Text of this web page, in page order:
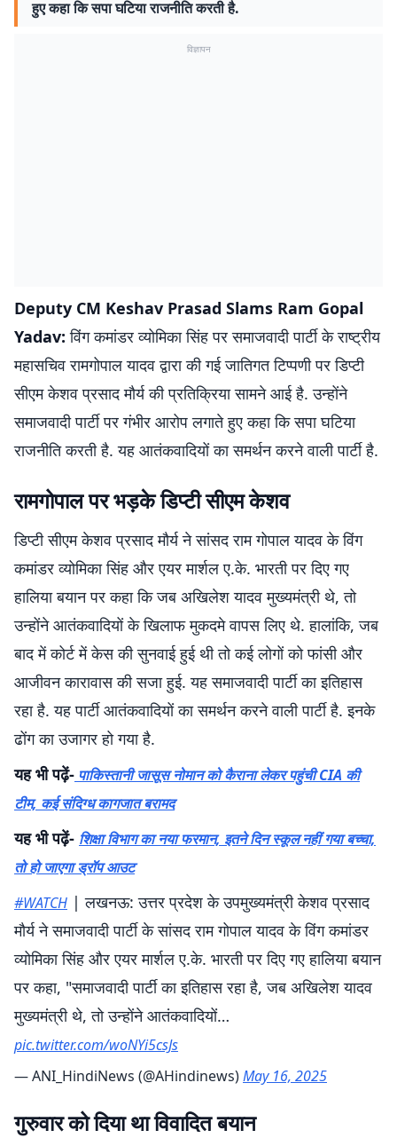
हुए कहा कि सपा घटिया राजनीति करती है.
विज्ञापन
Deputy CM Keshav Prasad Slams Ram Gopal
Yadav: विंग कमांडर व्योमिका सिंह पर समाजवादी पार्टी के राष्ट्रीय
महासचिव रामगोपाल यादव द्वारा की गई जातिगत टिप्पणी पर डिप्टी
सीएम केशव प्रसाद मौर्य की प्रतिक्रिया सामने आई है. उन्होंने
समाजवादी पार्टी पर गंभीर आरोप लगाते हुए कहा कि सपा घटिया
राजनीति करती है. यह आतंकवादियों का समर्थन करने वाली पार्टी है.
रामगोपाल पर भड़के डिप्टी सीएम केशव
डिप्टी सीएम केशव प्रसाद मौर्य ने सांसद राम गोपाल यादव के विंग
कमांडर व्योमिका सिंह और एयर मार्शल ए.के. भारती पर दिए गए
हालिया बयान पर कहा कि जब अखिलेश यादव मुख्यमंत्री थे, तो
उन्होंने आतंकवादियों के खिलाफ मुकदमे वापस लिए थे. हालांकि, जब
बाद में कोर्ट में केस की सुनवाई हुई थी तो कई लोगों को फांसी और
आजीवन कारावास की सजा हुई. यह समाजवादी पार्टी का इतिहास
रहा है. यह पार्टी आतंकवादियों का समर्थन करने वाली पार्टी है. इनके
ढोंग का उजागर हो गया है.
यह भी पढ़ें- पाकिस्तानी जासूस नोमान को कैराना लेकर पहुंची CIA की
टीम, कई संदिग्ध कागजात बरामद
यह भी पढ़ें- शिक्षा विभाग का नया फरमान, इतने दिन स्कूल नहीं गया बच्चा,
तो हो जाएगा ड्रॉप आउट
#WATCH | लखनऊ: उत्तर प्रदेश के उपमुख्यमंत्री केशव प्रसाद
मौर्य ने समाजवादी पार्टी के सांसद राम गोपाल यादव के विंग कमांडर
व्योमिका सिंह और एयर मार्शल ए.के. भारती पर दिए गए हालिया बयान
पर कहा, "समाजवादी पार्टी का इतिहास रहा है, जब अखिलेश यादव
मुख्यमंत्री थे, तो उन्होंने आतंकवादियों…
pic.twitter.com/woNYi5csJs
— ANI_HindiNews (@AHindinews)May 16, 2025
गुरुवार को दिया था विवादित बयान